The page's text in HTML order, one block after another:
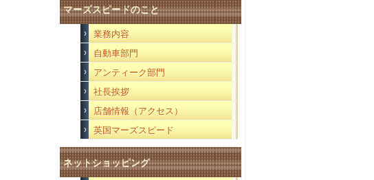
マーズスピードのこと
業務内容
自動車部門
アンティーク部門
社長挨拶
店舗情報（アクセス）
英国マーズスピード
ネットショッピング